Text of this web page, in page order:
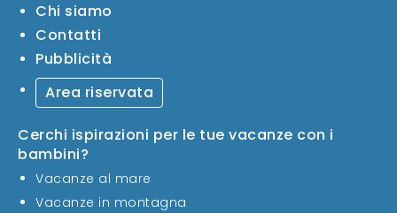
Chi siamo
Contatti
Pubblicità
Area riservata
Cerchi ispirazioni per le tue vacanze con i
bambini?
Vacanze al mare
Vacanze in montagna